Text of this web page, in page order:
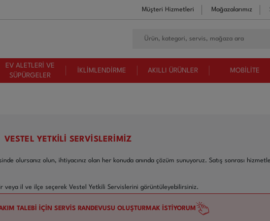
Müşteri Hizmetleri Mağazalarımız
EV ALETLERİ VE
SÜPÜRGELER
İKLİMLENDİRME AKILLI ÜRÜNLER MOBİLİTE
VESTEL YETKİLİ SERVİSLERİMİZ
olursanız olun, ihtiyacınız olan her konuda anında çözüm sunuyoruz. Satış sonrası
veya il ve ilçe seçerek Vestel Yetkili Servislerini görüntüleyebilirsiniz.
TALEBİ İÇİN SERVİS RANDEVUSU OLUŞTURMAK İSTİYORUM